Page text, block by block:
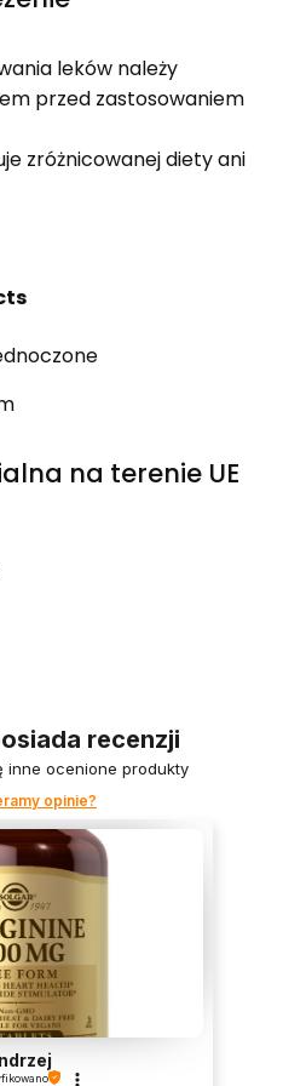
leków należy
przed zastosowaniem
zróżnicowanej diety ani
na terenie UE
recenzji
inne ocenione produkty
opinie?